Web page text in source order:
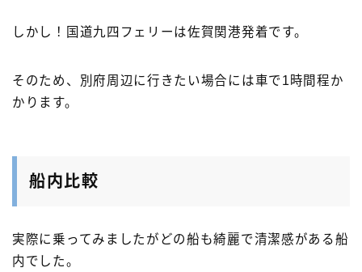
しかし！国道九四フェリーは佐賀関港発着です。
そのため、別府周辺に行きたい場合には車で1時間程か
かります。
船内比較
実際に乗ってみましたがどの船も綺麗で清潔感がある船
内でした。